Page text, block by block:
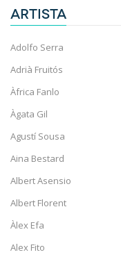
ARTISTA
Adolfo Serra
Adrià Fruitós
Àfrica Fanlo
Àgata Gil
Agustí Sousa
Aina Bestard
Albert Asensio
Albert Florent
Àlex Efa
Alex Fito